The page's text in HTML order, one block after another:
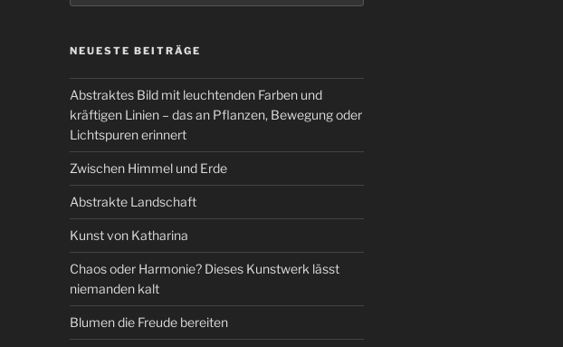
NEUESTE BEITRÄGE
Abstraktes Bild mit leuchtenden Farben und
kräftigen Linien – das an Pflanzen, Bewegung oder
Lichtspuren erinnert
Zwischen Himmel und Erde
Abstrakte Landschaft
Kunst von Katharina
Chaos oder Harmonie? Dieses Kunstwerk lässt
niemanden kalt
Blumen die Freude bereiten